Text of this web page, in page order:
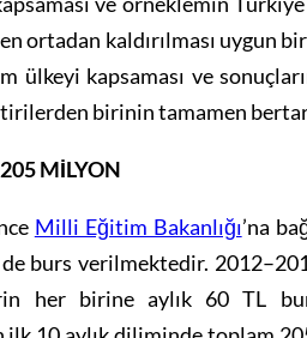
ortadan kaldırılması uygun
ülkeyi kapsaması ve
birinin tamamen
MİLYON
Milli Eğitim Bakanlığı’na
burs verilmektedir.
her birine aylık 60 TL